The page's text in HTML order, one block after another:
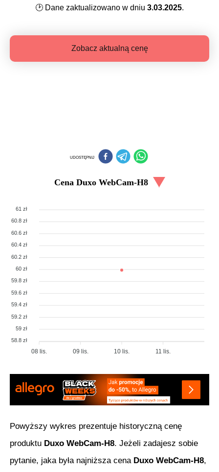
🕑 Dane zaktualizowano w dniu 3.03.2025.
Zobacz aktualną cenę
UDOSTĘPNIJ
Cena Duxo WebCam-H8
61 zł
60.8 zł
60.6 zł
60.4 zł
60.2 zł
60 zł
59.8 zł
59.6 zł
59.4 zł
59.2 zł
59 zł
58.8 zł
08 lis. 09 lis. 10 lis. 11 lis.
Powyższy wykres prezentuje historyczną cenę
produktu Duxo WebCam-H8. Jeżeli zadajesz sobie
pytanie, jaka była najniższa cena Duxo WebCam-H8,